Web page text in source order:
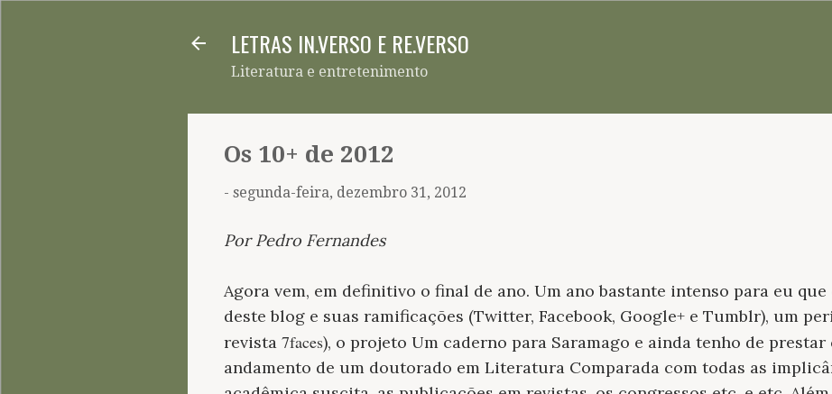
LETRAS IN.VERSO E RE.VERSO
Literatura e entretenimento
Os 10+ de 2012
- segunda-feira, dezembro 31, 2012
Por Pedro Fernandes
Agora vem, em definitivo o final de ano. Um ano bastante intenso para eu
deste blog e suas ramificações (Twitter, Facebook, Google+ e Tumblr), um
revista 7faces), o projeto Um caderno para Saramago e ainda tenho de prestar
andamento de um doutorado em Literatura Comparada com todas as